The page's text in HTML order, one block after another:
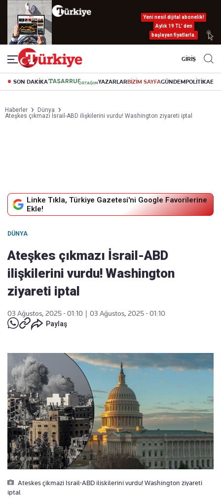
Yeni nesil dijital abonelik!
Aylık 19 TL’ den
başlayan fiyatlarla.
GİRİŞ
SON DAKİKA YAZARLARBİZİM SAYFAGÜNDEMPOLİTİKA
Haberler
Dünya
Ateşkes çıkmazı İsrail-ABD ilişkilerini vurdu! Washington ziyareti iptal
Linke Tıkla, Türkiye Gazetesi'ni Google Favorilerine
Ekle!
DÜNYA
Ateşkes çıkmazı İsrail-ABD
ilişkilerini vurdu! Washington
ziyareti iptal
03 Ağustos, 2025 - 01:10
03 Ağustos, 2025 - 01:10
Paylaş
Ateskes çikmazi Israil-ABD iliskilerini vurdu! Washington ziyareti
iptal